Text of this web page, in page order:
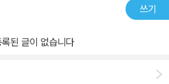
쓰기
록된 글이 없습니다